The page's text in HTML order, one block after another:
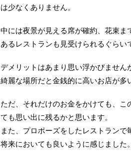
は少なくありません。
中には夜景が見える席が確約、花束
あるレストランも見受けられるぐらい
デメリットはあまり思い浮かびませ
綺麗な場所だと金銭的に高いお店が多
ただ、それだけのお金をかけても、
ても思い出に残るかと思います。
また、プロポーズをしたレストラン
将来においても良いように感じました。